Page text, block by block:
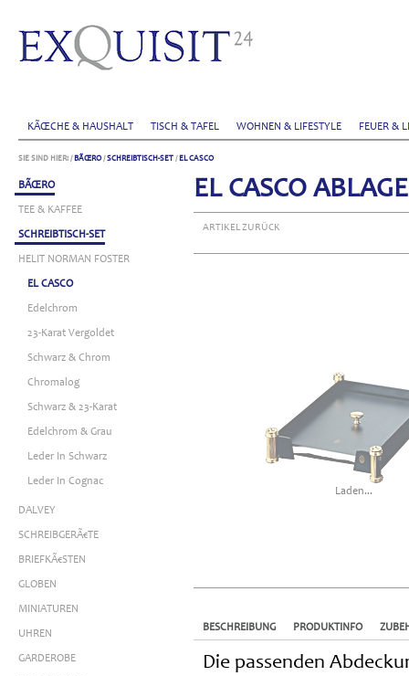
KÃŒCHE & HAUSHALT TISCH & TAFEL WOHNEN & LIFESTYLE FEUER &
SIE SIND HIER: / BÃŒRO/SCHREIBTISCH-SET / EL CASCO
BÃŒRO
TEE & KAFFEE
SCHREIBTISCH-SET
HELIT NORMAN FOSTER
EL CASCO
Edelchrom
23-Karat Vergoldet
Schwarz & Chrom
Chromalog
Schwarz & 23-Karat
Edelchrom & Grau
Leder In Schwarz
Leder In Cognac
DALVEY
SCHREIBGERÃ€TE
BRIEFKÃ€STEN
GLOBEN
MINIATUREN
UHREN
GARDEROBE
EL CASCO
ARTIKEL ZURÜCK
Laden...
BESCHREIBUNG PRODUKTINFO
Die passenden